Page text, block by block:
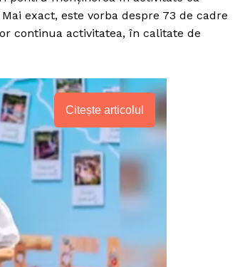
exact, este vorba despre 73 de cadre
continua activitatea, în calitate de
Citește articolul